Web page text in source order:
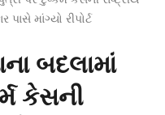
માંગ્યો રીપોર્ટ
બદલામાં
કેસની